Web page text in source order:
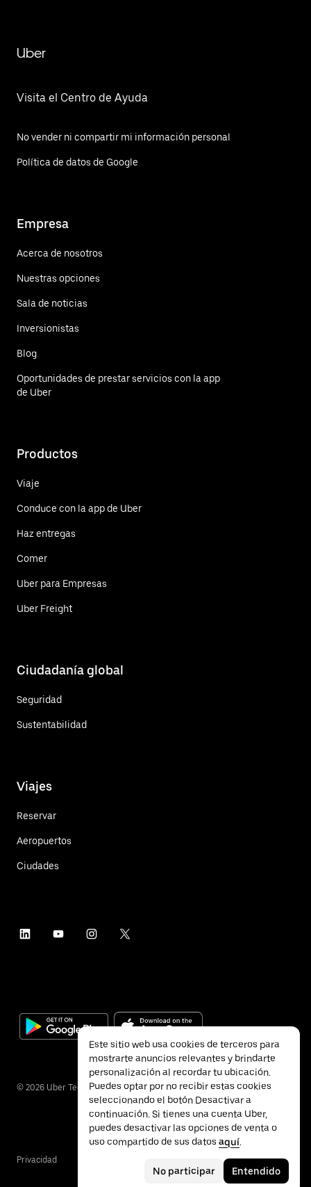
Uber
Visita el Centro de Ayuda
No vender ni compartir mi información personal
Política de datos de Google
Empresa
Acerca de nosotros
Nuestras opciones
Sala de noticias
Inversionistas
Blog
Oportunidades de prestar servicios con la app
de Uber
Productos
Viaje
Conduce con la app de Uber
Haz entregas
Comer
Uber para Empresas
Uber Freight
Ciudadanía global
Seguridad
Sustentabilidad
Viajes
Reservar
Aeropuertos
Ciudades
© 2026 Uber Technologies Inc.
Privacidad
Este sitio web usa cookies de terceros para
mostrarte anuncios relevantes y brindarte
personalización al recordar tu ubicación.
Puedes optar por no recibir estas cookies
seleccionando el botón Desactivar a
continuación. Si tienes una cuenta Uber,
puedes desactivar las opciones de venta o
uso compartido de sus datos aquí.
No participar Entendido